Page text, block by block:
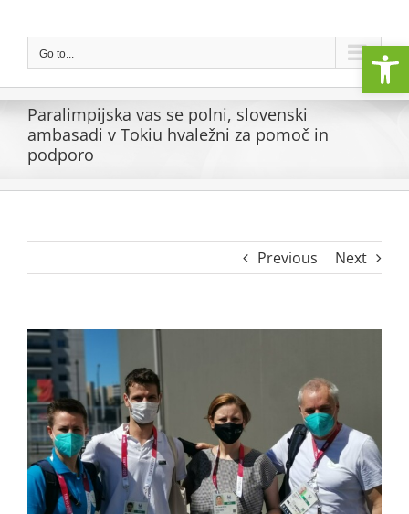
contentGo to...
Paralimpijska vas se polni, slovenski
ambasadi v Tokiu hvaležni za pomoč in
podporo
Previous Next
View
Larger
Image